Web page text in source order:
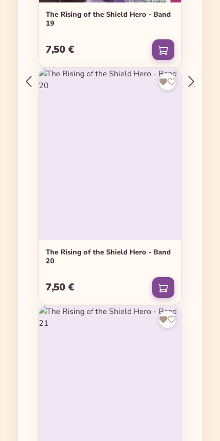
The Rising of the Shield Hero - Band
19
Regulärer Preis:
7,50 €
The Rising of the Shield Hero - Band
20
Regulärer Preis:
7,50 €